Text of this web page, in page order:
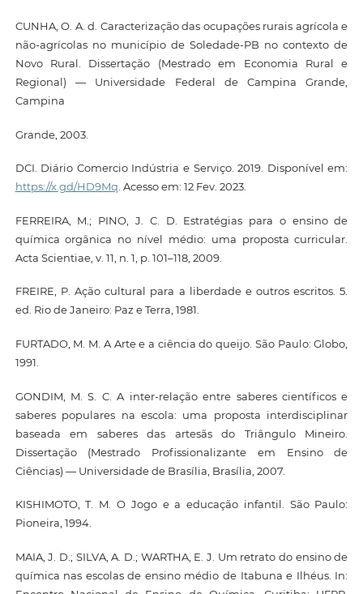
CUNHA, O. A. d. Caracterização das ocupações rurais agrícola e
não-agrícolas no município de Soledade-PB no contexto de
Novo Rural. Dissertação (Mestrado em Economia Rural e
Regional) — Universidade Federal de Campina Grande,
Campina
Grande, 2003.
DCI. Diário Comercio Indústria e Serviço. 2019. Disponível em:
https://x.gd/HD9Mq. Acesso em: 12 Fev. 2023.
FERREIRA, M.; PINO, J. C. D. Estratégias para o ensino de
química orgânica no nível médio: uma proposta curricular.
Acta Scientiae, v. 11, n. 1, p. 101–118, 2009.
FREIRE, P. Ação cultural para a liberdade e outros escritos. 5.
ed. Rio de Janeiro: Paz e Terra, 1981.
FURTADO, M. M. A Arte e a ciência do queijo. São Paulo: Globo,
1991.
GONDIM, M. S. C. A inter-relação entre saberes científicos e
saberes populares na escola: uma proposta interdisciplinar
baseada em saberes das artesãs do Triângulo Mineiro.
Dissertação (Mestrado Profissionalizante em Ensino de
Ciências) — Universidade de Brasília, Brasília, 2007.
KISHIMOTO, T. M. O Jogo e a educação infantil. São Paulo:
Pioneira, 1994.
MAIA, J. D.; SILVA, A. D.; WARTHA, E. J. Um retrato do ensino de
química nas escolas de ensino médio de Itabuna e Ilhéus. In: